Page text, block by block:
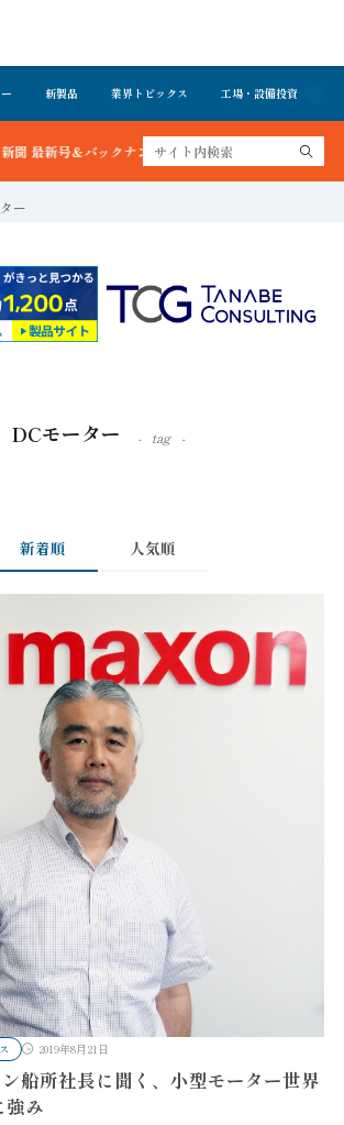
新製品 業界トピックス 工場・設備投資
号＆バックナンバーを無料で公開中 詳細はこちら
ー
DCモーター tag
新着順 人気順
2019年8月21日
船所社長に聞く、小型モーター世界
強み